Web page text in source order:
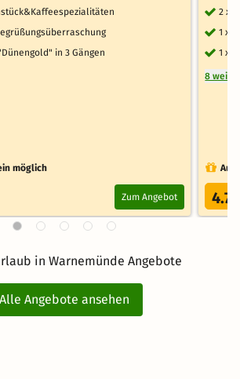
in 3 Gängen
möglich
Zum Angebot
2 x
1 x
1 x
8
4.7
in Warnemünde Angebote
Alle Angebote ansehen